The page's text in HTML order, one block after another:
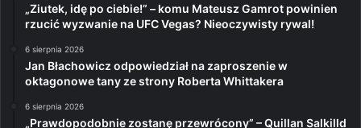
„Ziutek, idę po ciebie!” – komu Mateusz Gamrot powinien
rzucić wyzwanie na UFC Vegas? Nieoczywisty rywal!
6 sierpnia 2026
Jan Błachowicz odpowiedział na zaproszenie w
oktagonowe tany ze strony Roberta Whittakera
6 sierpnia 2026
„Prawdopodobnie zostanę przewrócony” – Quillan Salkilld